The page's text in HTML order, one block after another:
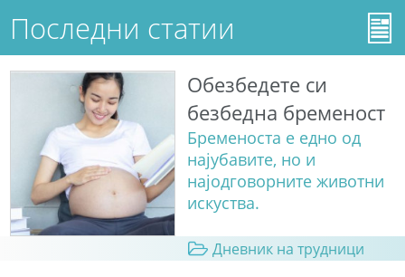
Последни статии
Обезбедете си
безбедна бременост
Бременоста е едно од
најубавите, но и
најодговорните животни
искуства.
Дневник на трудници